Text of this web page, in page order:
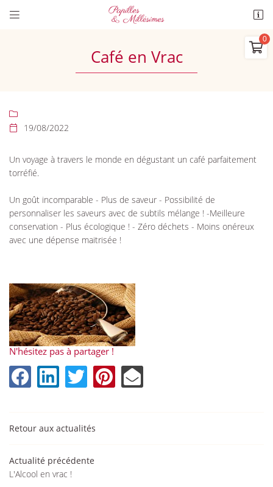
 
17 Chabannes - Route de GUERET

Il n'y a aucun produit dans votre panier
Voir notre sélection
VALIDER VOTRE PANIER
En cochant cette case, vous consentez à recevoir nos propositions commerciales à
l'adresse email indiqué ci-dessus. Vous pouvez vous désinscrire à tout moment en
utilisant le formulaire de désinscription.
Café en Vrac


19/08/2022
Un voyage à travers le monde en dégustant un café parfaitement
torréfié.
Un goût incomparable - Plus de saveur - Possibilité de
personnaliser les saveurs avec de subtils mélange ! -Meilleure
conservation - Plus écologique ! - Zéro déchets - Moins onéreux
avec une dépense maitrisée !
N'hésitez pas à partager !
Retour aux actualités
Actualité précédente
L'Alcool en vrac !